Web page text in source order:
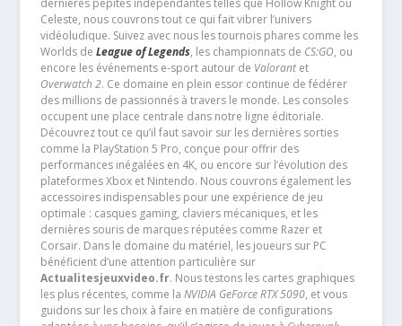
dernières pépites indépendantes telles que Hollow Knight ou
Celeste, nous couvrons tout ce qui fait vibrer l’univers
vidéoludique. Suivez avec nous les tournois phares comme les
Worlds de League of Legends, les championnats de CS:GO, ou
encore les événements e-sport autour de Valorantet
Overwatch 2. Ce domaine en plein essor continue de fédérer
des millions de passionnés à travers le monde. Les consoles
occupent une place centrale dans notre ligne éditoriale.
Découvrez tout ce qu’il faut savoir sur les dernières sorties
comme la PlayStation 5 Pro, conçue pour offrir des
performances inégalées en 4K, ou encore sur l’évolution des
plateformes Xbox et Nintendo. Nous couvrons également les
accessoires indispensables pour une expérience de jeu
optimale : casques gaming, claviers mécaniques, et les
dernières souris de marques réputées comme Razer et
Corsair. Dans le domaine du matériel, les joueurs sur PC
bénéficient d’une attention particulière sur
Actualitesjeuxvideo.fr. Nous testons les cartes graphiques
les plus récentes, comme la NVIDIA GeForce RTX 5090, et vous
guidons sur les choix à faire en matière de configurations